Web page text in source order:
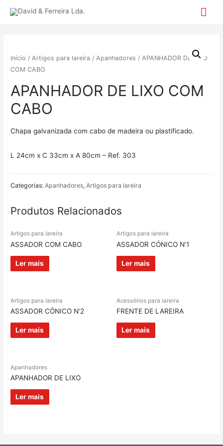
Início /Artigos para lareira /Apanhadores / APANHADOR DE LIXO
COM CABO
APANHADOR DE LIXO COM
CABO
Chapa galvanizada com cabo de madeira ou plastificado.
L 24cm x C 33cm x A 80cm – Ref. 303
Categorias: Apanhadores, Artigos para lareira
Produtos Relacionados
Artigos para lareira
ASSADOR COM CABO
Ler mais
Artigos para lareira
ASSADOR CÓNICO N’1
Ler mais
Artigos para lareira
ASSADOR CÓNICO N’2
Ler mais
Acessórios para lareira
FRENTE DE LAREIRA
Ler mais
Apanhadores
APANHADOR DE LIXO
Ler mais